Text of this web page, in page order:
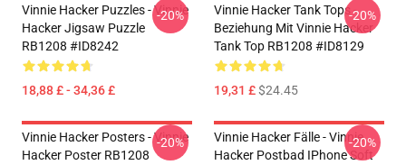
Vinnie Hacker Puzzles - Vinnie
Hacker Jigsaw Puzzle
RB1208 #ID8242
18,88 £ - 34,36 £
-20%
Vinnie Hacker Tank Tops -
Beziehung Mit Vinnie Hacker
Tank Top RB1208 #ID8129
19,31 £$24.45
-20%
Vinnie Hacker Posters - Vinnie
Hacker Poster RB1208
-20%
Vinnie Hacker Fälle - Vinnie
Hacker Postbad IPhone Soft
-20%